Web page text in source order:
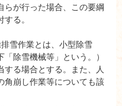
らが行った場合、この要綱
る。
雪作業とは、小型除雪
除雪機械等」という。）
する場合とする。また、人
角崩し作業等についても該